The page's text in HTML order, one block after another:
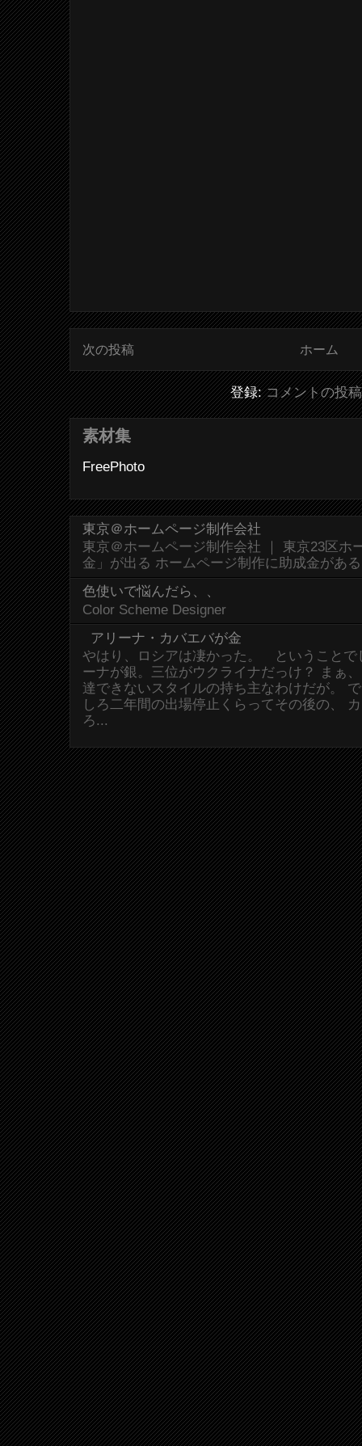
次の投稿 ホーム
登録:コメントの投
素材集
FreePhoto
東京＠ホームページ制作会社
東京＠ホームページ制作会社 ｜ 東京23区ホ
金」が出る ホームページ制作に助成金があ
色使いで悩んだら、、
Color Scheme Designer
アリーナ・カバエバが金
やはり、ロシアは凄かった。 ということで
ーナが銀。三位がウクライナだっけ？ まぁ
達できないスタイルの持ち主なわけだが。
しろ二年間の出場停止くらってその後の、
ろ...